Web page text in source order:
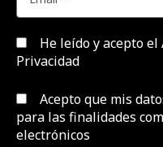
He leído y acepto el
Privacidad
Acepto que mis
para las finalidades
electrónicos